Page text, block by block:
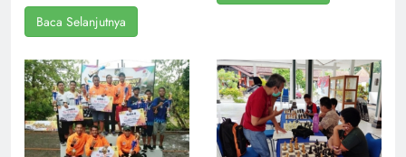
Baca Selanjutnya